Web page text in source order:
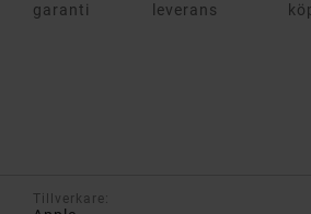
garanti
leverans
Tillverkare: